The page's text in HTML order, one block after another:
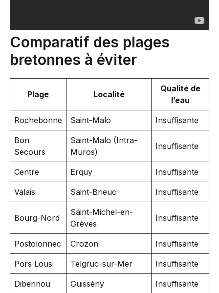
Comparatif des plages
bretonnes à éviter
Plage Localité
Qualité de
l’eau
Rochebonne Saint-Malo Insuffisante
Bon
Secours
Saint-Malo (Intra-
Muros)
Insuffisante
Centre Erquy Insuffisante
Valais Saint-Brieuc Insuffisante
Bourg-Nord
Saint-Michel-en-
Grèves
Insuffisante
Postolonnec Crozon Insuffisante
Pors Lous Telgruc-sur-Mer Insuffisante
Dibennou Guissény Insuffisante